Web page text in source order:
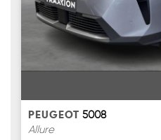
PEUGEOT 5008
Allure